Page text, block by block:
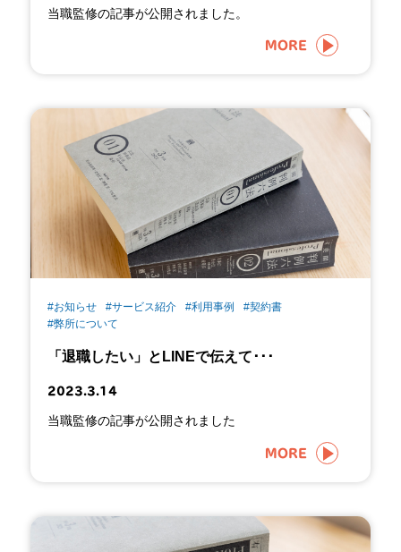
当職監修の記事が公開されました。
MORE
#お知らせ #サービス紹介 #利用事例
#契約書
#弊所について
「退職したい」とLINEで伝えて･･･
2023.3.14
当職監修の記事が公開されました
MORE